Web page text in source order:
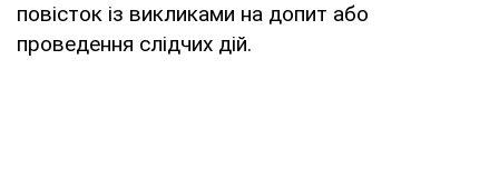
повісток із викликами на допит або
проведення слідчих дій.